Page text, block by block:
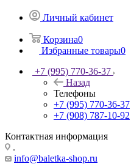
Личный кабинет
Корзина0
Избранные товары0
+7 (995) 770-36-37
Назад
Телефоны
+7 (995) 770-36-37
+7 (908) 787-10-92
Контактная информация
.
info@baletka-shop.ru